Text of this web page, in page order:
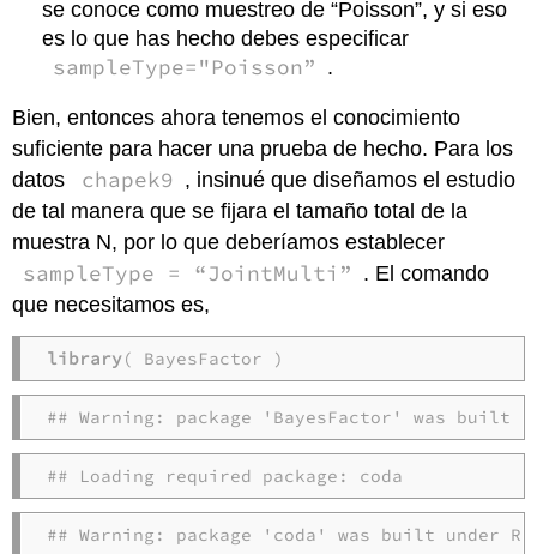
se conoce como muestreo de “Poisson”, y si eso
es lo que has hecho debes especificar
sampleType="Poisson” .
Bien, entonces ahora tenemos el conocimiento
suficiente para hacer una prueba de hecho. Para los
datos
chapek9 , insinué que diseñamos el estudio
de tal manera que se fijara el tamaño total de la
muestra N, por lo que deberíamos establecer
sampleType = “JointMulti” . El comando
que necesitamos es,
library( BayesFactor )
## Warning: package 'BayesFactor' was built
## Loading required package: coda
## Warning: package 'coda' was built under R